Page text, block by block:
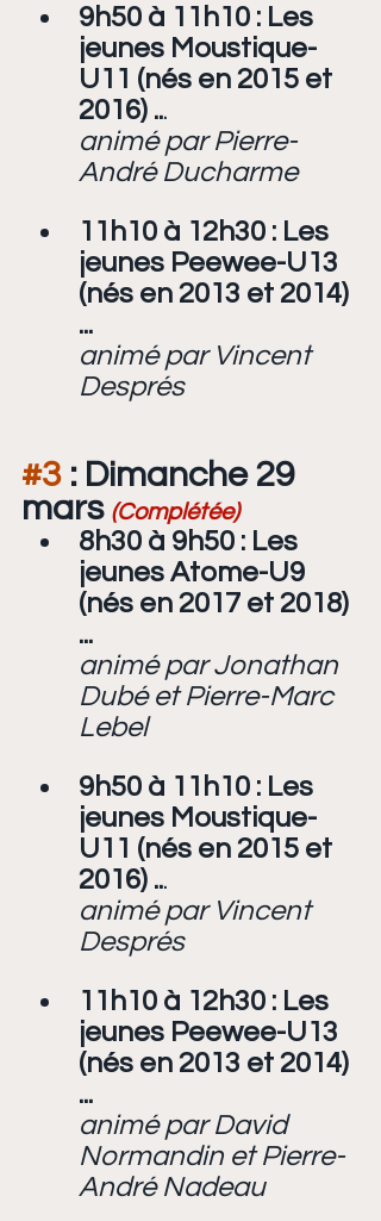
9h50 à 11h10 : Les
jeunes Moustique-
U11 (nés en 2015 et
2016) ...
animé par Pierre-
André Ducharme
11h10 à 12h30 : Les
jeunes Peewee-U13
(nés en 2013 et 2014)
...
animé par Vincent
Després
#3 : Dimanche 29
mars (Complétée)
8h30 à 9h50 : Les
jeunes Atome-U9
(nés en 2017 et 2018)
...
animé par Jonathan
Dubé et Pierre-Marc
Lebel
9h50 à 11h10 : Les
jeunes Moustique-
U11 (nés en 2015 et
2016) ...
animé par Vincent
Després
11h10 à 12h30 : Les
jeunes Peewee-U13
(nés en 2013 et 2014)
...
animé par David
Normandin et Pierre-
André Nadeau